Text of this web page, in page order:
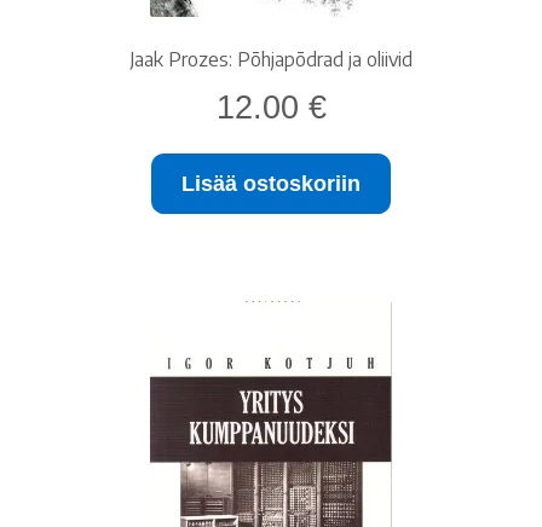
Jaak Prozes: Põhjapõdrad ja oliivid
12.00 €
Lisää ostoskoriin